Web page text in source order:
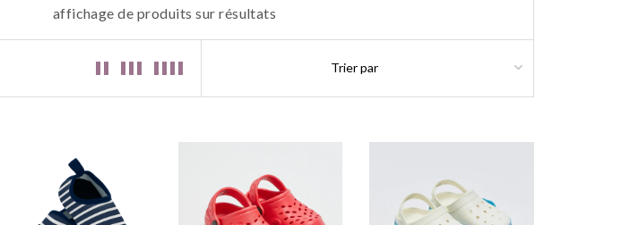
affichage de produits sur résultats